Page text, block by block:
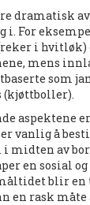
dramatisk
i. For
i hvitløk)
mens
som
(kjøttboller).
aspektene
vanlig å
i midten av
en sosial
blir en
en rask måte